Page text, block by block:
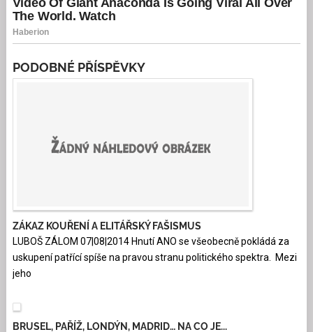
PODOBNÉ PŘÍSPĚVKY
ZÁKAZ KOUŘENÍ A ELITÁŘSKÝ FAŠISMUS
LUBOŠ ZÁLOM 07|08|2014 Hnutí ANO se všeobecně pokládá za
uskupení patřící spíše na pravou stranu politického spektra. Mezi
jeho
BRUSEL, PAŘÍŽ, LONDÝN, MADRID… NA CO JE...